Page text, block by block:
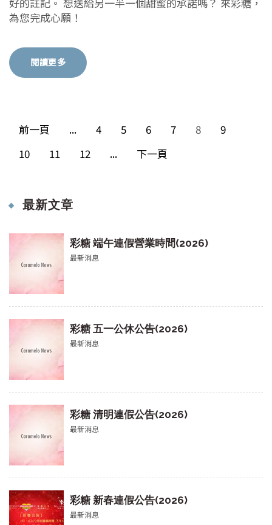
為您完成心願！
閱讀更多
前一頁 ... 4 5 6 7 8
9
10
11 12 ... 下一頁
最新文章
彩糖 端午連假營業時間(2026)
最新消息
彩糖 五一公休公告(2026)
最新消息
彩糖 清明連假公告(2026)
最新消息
彩糖 新春連假公告(2026)
最新消息